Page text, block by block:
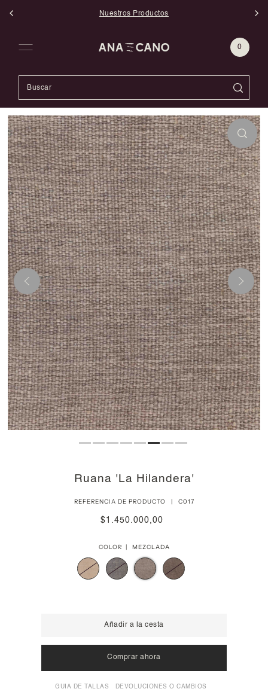
Ir directamente al contenidoNuestros Productos
0
Reproducir
Ruana 'La Hilandera'
REFERENCIA DE PRODUCTO | C017
$1.450.000,00
COLOR | MEZCLADA
Añadir a la cesta
Comprar ahora
GUIA DE TALLAS DEVOLUCIONES O CAMBIOS